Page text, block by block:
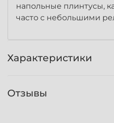
напольные плинтусы,
часто с небольшими
Характеристики
Отзывы